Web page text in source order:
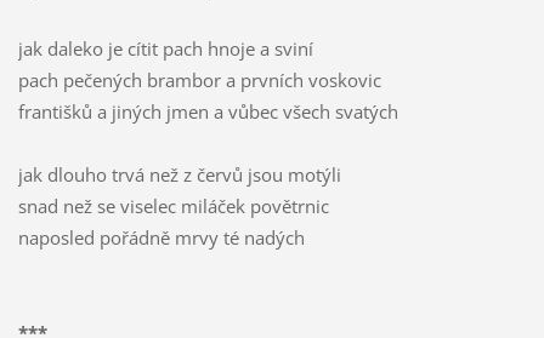
jak daleko je cítit pach hnoje a sviní
pach pečených brambor a prvních voskovic
františků a jiných jmen a vůbec všech svatých
jak dlouho trvá než z červů jsou motýli
snad než se viselec miláček povětrnic
naposled pořádně mrvy té nadých
***